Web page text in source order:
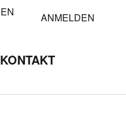
EN ANMELDEN
KONTAKT